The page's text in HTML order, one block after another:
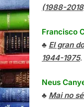
(1988-
Francisco
♣ El gran
1944-1975.
Neus
♣ Mai no